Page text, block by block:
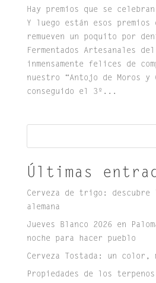
Hay premios que se
Y luego están esos premios
remueven un poquito por
Fermentados Artesanales
inmensamente felices de
nuestro “Antojo de Moros y
conseguido el 3º...
Últimas
Cerveza de trigo: descubre
alemana
Jueves Blanco 2026 en
noche para hacer pueblo
Cerveza Tostada: un color,
Propiedades de los